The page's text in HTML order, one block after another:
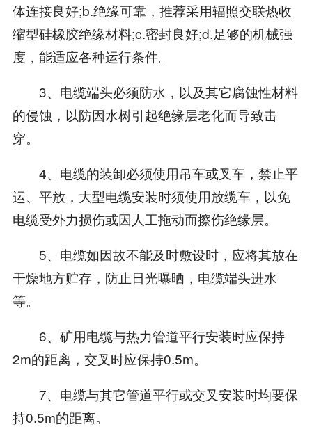
体连接良好;b.绝缘可靠，推荐采用辐照交联热收
缩型硅橡胶绝缘材料;c.密封良好;d.足够的机械强
度，能适应各种运行条件。
3、电缆端头必须防水，以及其它腐蚀性材料
的侵蚀，以防因水树引起绝缘层老化而导致击
穿。
4、电缆的装卸必须使用吊车或叉车，禁止平
运、平放，大型电缆安装时须使用放缆车，以免
电缆受外力损伤或因人工拖动而擦伤绝缘层。
5、电缆如因故不能及时敷设时，应将其放在
干燥地方贮存，防止日光曝晒，电缆端头进水
等。
6、矿用电缆与热力管道平行安装时应保持
2m的距离，交叉时应保持0.5m。
7、电缆与其它管道平行或交叉安装时均要保
持0.5m的距离。